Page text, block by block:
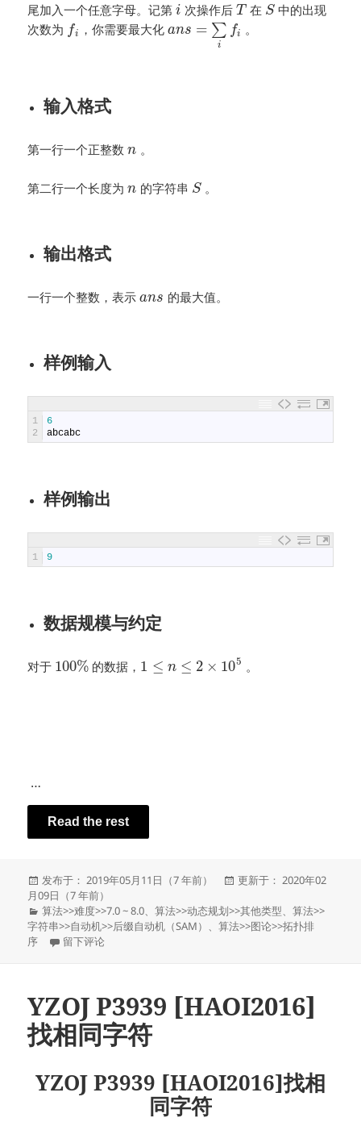
尾加入一个任意字母。记第i 次操作后 T 在 S 中的出现
次数为 fi ，你需要最大化 ans = ∑
i
fi 。
输入格式
第一行一个正整数n 。
第二行一个长度为n 的字符串 S。
输出格式
一行一个整数，表示ans 的最大值。
样例输入
1
2
6
abcabc
样例输出
1 9
数据规模与约定
对于 100% 的数据， 1 ≤ n ≤ 2 × 105 。
…
Read the rest
发
布
于
发布于： 2019年05月11日（7 年前）
发
于
更新于： 2020年02
月09日（7 年前）
分
类
算法>>难度>>7.0 ~ 8.0、算法>>动态规划>>其他类型、算法>>
字符串>>自动机>>后缀自动机（SAM） 、算法>>图论>>拓扑排
序
于YZOJ P3847 [2018省队集训]Ernd
留下评论
YZOJ P3939 [HAOI2016]
找相同字符
YZOJ P3939 [HAOI2016]找相
同字符